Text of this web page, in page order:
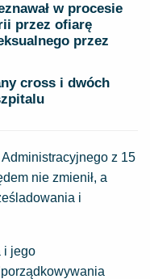
w procesie
przez ofiarę
przez
cross i dwóch
z 15
nie zmienił, a
i
i jego